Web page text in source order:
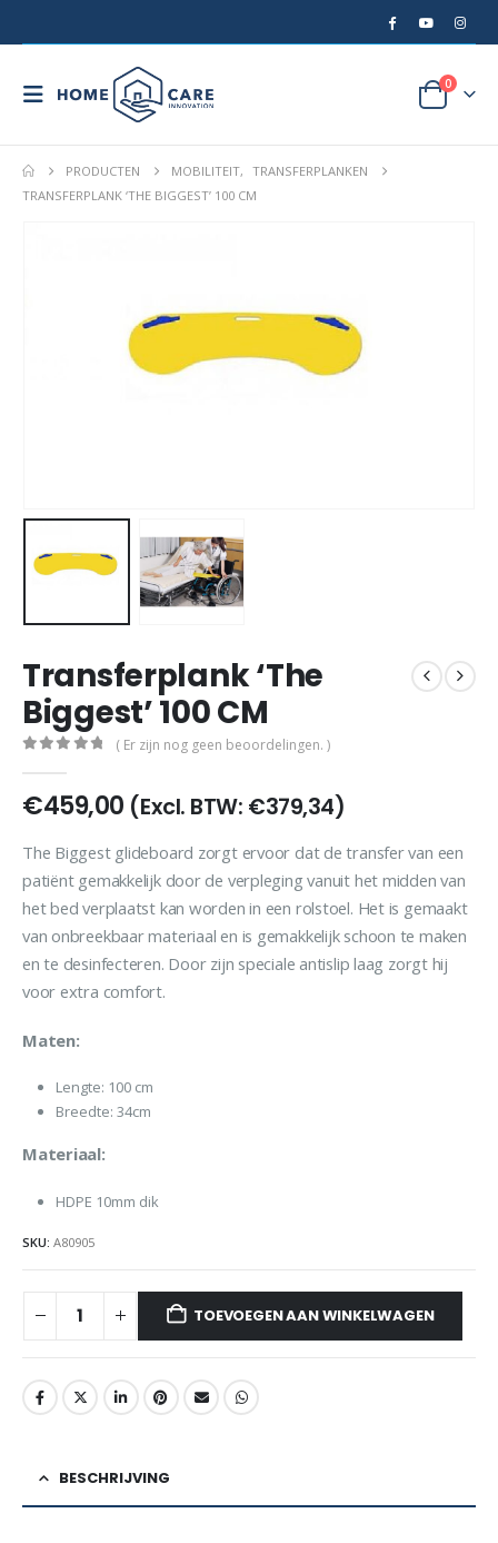
0
PRODUCTEN MOBILITEIT,
TRANSFERPLANKEN
TRANSFERPLANK ‘THE BIGGEST’ 100 CM
Transferplank ‘The
Biggest’ 100 CM
( Er zijn nog geen beoordelingen. )
€459,00 (Excl. BTW: €379,34)
The Biggest glideboard zorgt ervoor dat de transfer van een
patiënt gemakkelijk door de verpleging vanuit het midden van
het bed verplaatst kan worden in een rolstoel. Het is gemaakt
van onbreekbaar materiaal en is gemakkelijk schoon te maken
en te desinfecteren. Door zijn speciale antislip laag zorgt hij
voor extra comfort.
Maten:
Lengte: 100 cm
Breedte: 34cm
Materiaal:
HDPE 10mm dik
SKU: A80905
TOEVOEGEN AAN WINKELWAGEN
BESCHRIJVING